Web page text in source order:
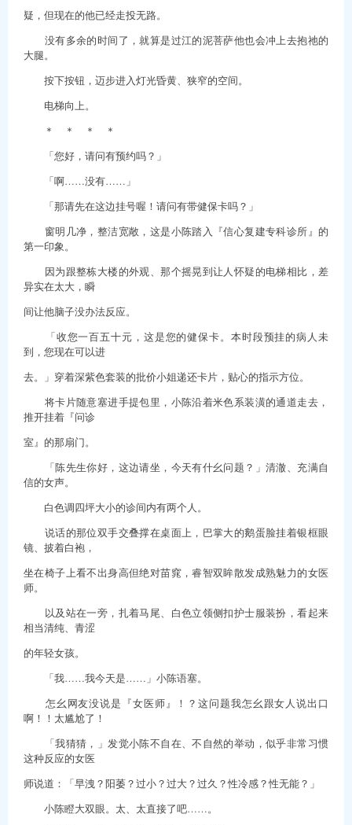
疑，但现在的他已经走投无路。
没有多余的时间了，就算是过江的泥菩萨他也会冲上去抱祂的
大腿。
按下按钮，迈步进入灯光昏黄、狭窄的空间。
电梯向上。
＊ ＊ ＊ ＊
「您好，请问有预约吗？」
「啊……没有……」
「那请先在这边挂号喔！请问有带健保卡吗？」
窗明几净，整洁宽敞，这是小陈踏入『信心复建专科诊所』的
第一印象。
因为跟整栋大楼的外观、那个摇晃到让人怀疑的电梯相比，差
异实在太大，瞬
间让他脑子没办法反应。
「收您一百五十元，这是您的健保卡。本时段预挂的病人未
到，您现在可以进
去。」穿着深紫色套装的批价小姐递还卡片，贴心的指示方位。
将卡片随意塞进手提包里，小陈沿着米色系装潢的通道走去，
推开挂着『问诊
室』的那扇门。
「陈先生你好，这边请坐，今天有什幺问题？」清澈、充满自
信的女声。
白色调四坪大小的诊间内有两个人。
说话的那位双手交叠撑在桌面上，巴掌大的鹅蛋脸挂着银框眼
镜、披着白袍，
坐在椅子上看不出身高但绝对苗窕，睿智双眸散发成熟魅力的女医
师。
以及站在一旁，扎着马尾、白色立领侧扣护士服装扮，看起来
相当清纯、青涩
的年轻女孩。
「我……我今天是……」小陈语塞。
怎幺网友没说是『女医师』！？这问题我怎幺跟女人说出口
啊！！太尴尬了！
「我猜猜，」发觉小陈不自在、不自然的举动，似乎非常习惯
这种反应的女医
师说道：「早洩？阳萎？过小？过大？过久？性冷感？性无能？」
小陈瞪大双眼。太、太直接了吧……。